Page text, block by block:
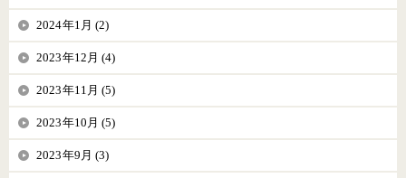
2024年1月 (2)
2023年12月 (4)
2023年11月 (5)
2023年10月 (5)
2023年9月 (3)